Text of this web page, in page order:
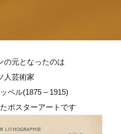
の元となったのは
人芸術家
ペル(1875 – 1915)
ポスターアートです